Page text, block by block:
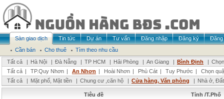
Sàn giao dịch Tin tức Dự án Tư vấn Đăng nhập Đăng ký
Đăng
Cần bán
Cho thuê
Tìm theo nhu cầu
Tất cả
| Hà Nội | Đà Nẵng | TP HCM | Hải Phòng | An Giang | Bình Định |
Tất cả | TP.Quy Nhơn | An Nhơn | Hoài Nhơn | Phù Cát | Tuy Phước |
Chọn
Tất cả
| Mặt phố, Mặt tiền | Chung cư ,căn hộ | Cửa hàng, Văn phòng | Nhà ở,
Tiêu đề Tỉnh /T.Phố